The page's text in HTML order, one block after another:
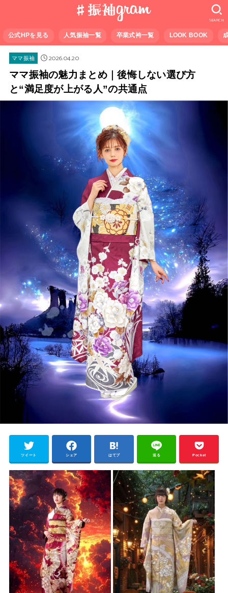
公式HPを見る 人気振袖一覧 卒業式袴一覧 LOOK BOOK
SEARCH
ママ振袖
2026.04.20
ママ振袖の魅力まとめ｜後悔しない選び方
と“満足度が上がる人”の共通点
ツイート シェア はてブ 送る Pocket